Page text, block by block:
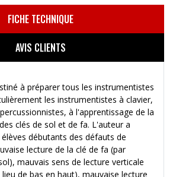
FICHE TECHNIQUE
AVIS CLIENTS
à préparer tous les instrumentistes
les instrumentistes à clavier,
à l'apprentissage de la
clés de sol et de fa. L'auteur a
débutants des défauts de
lecture de la clé de fa (par
mauvais sens de lecture verticale
de bas en haut), mauvaise lecture